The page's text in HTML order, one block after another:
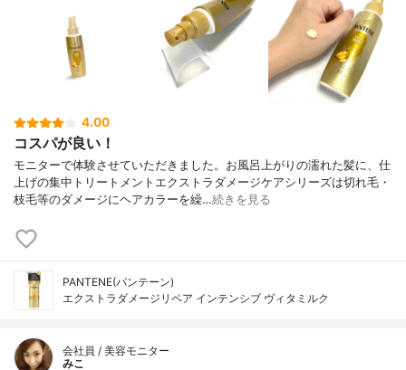
4.00
コスパが良い！
モニターで体験させていただきました。お風呂上がりの濡れた髪に、仕
上げの集中トリートメントエクストラダメージケアシリーズは切れ毛・
枝毛等のダメージにヘアカラーを繰…続きを見る
PANTENE(パンテーン)
エクストラダメージリペア インテンシブ ヴィタミルク
会社員 / 美容モニター
みこ